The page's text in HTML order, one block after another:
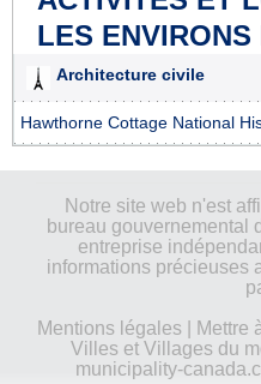
LES ENVIRONS
Architecture civile
Hawthorne Cottage National
Notre site web n'est
bureau gouvernemental
entreprise
informations précieuses
Mentions légales| Mettre
Villes et Villages du
municipality-